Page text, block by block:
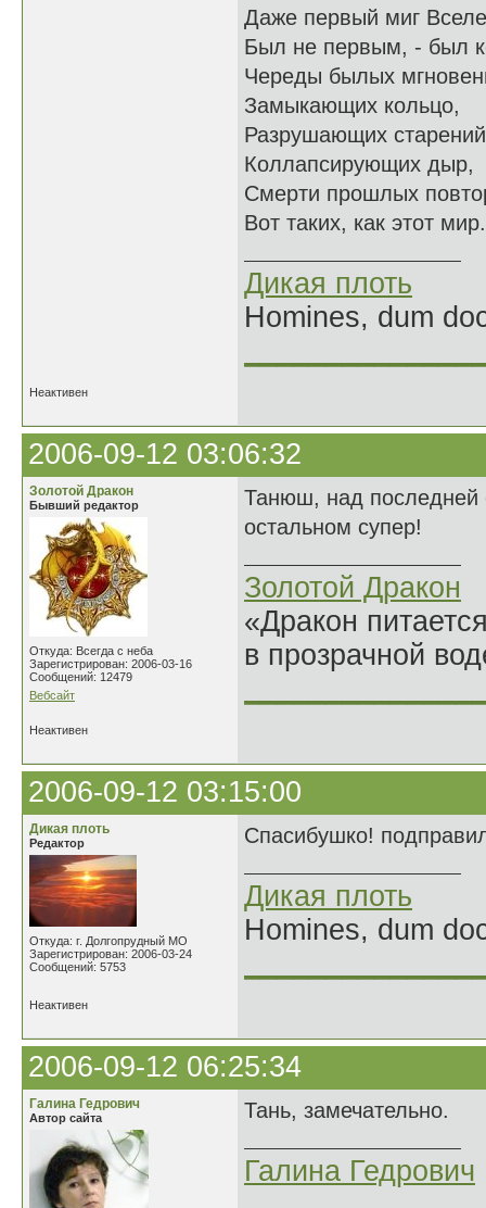
Даже первый миг
Был не первым, - был
Череды былых
Замыкающих кольцо,
Разрушающих
Коллапсирующих дыр,
Смерти прошлых
Вот таких, как этот мир.
Дикая плоть
Homines, dum
Неактивен
2006-09-12 03:06:32
Золотой Дракон
Бывший редактор
Откуда: Всегда с неба
Зарегистрирован: 2006-03-16
Сообщений: 12479
Вебсайт
Танюш, над последней
остальном супер!
Золотой Дракон
«Дракон
в прозрачной
Неактивен
2006-09-12 03:15:00
Дикая плоть
Редактор
Откуда: г. Долгопрудный МО
Зарегистрирован: 2006-03-24
Сообщений: 5753
Спасибушко!
Дикая плоть
Homines, dum
Неактивен
2006-09-12 06:25:34
Галина Гедрович
Автор сайта Тань, замечательно.
Галина Гедрович